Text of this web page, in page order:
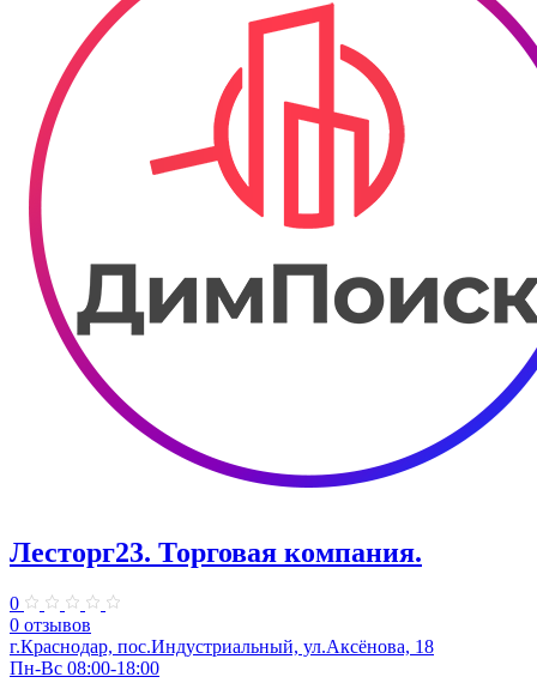
Лесторг23. Торговая компания.
0
0 отзывов
г.Краснодар, пос.Индустриальный, ул.Аксёнова, 18
Пн-Вс 08:00-18:00